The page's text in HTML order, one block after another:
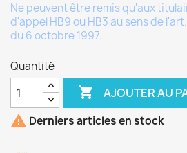
Ne peuvent être remis qu'aux
d'appel HB9 ou HB3 au sens de
du 6 octobre 1997.
Quantité
 AJOUTER AU
 Derniers articles en stock